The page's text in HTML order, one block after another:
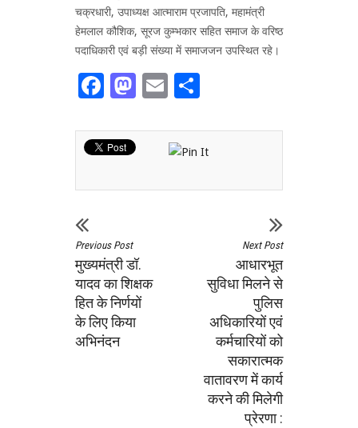
चक्रधारी, उपाध्यक्ष आत्माराम प्रजापति, महामंत्री
हेमलाल कौशिक, सूरज कुम्भकार सहित समाज के वरिष्ठ
पदाधिकारी एवं बड़ी संख्या में समाजजन उपस्थित रहे।
Facebook
Mastodon
Email
Previous Post
मुख्यमंत्री डॉ.
यादव का शिक्षक
हित के निर्णयों
के लिए किया
अभिनंदन
Next Post
आधारभूत
सुविधा मिलने से
पुलिस
अधिकारियों एवं
कर्मचारियों को
सकारात्मक
वातावरण में कार्य
करने की मिलेगी
प्रेरणा :